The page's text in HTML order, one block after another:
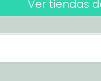
Ver tiendas